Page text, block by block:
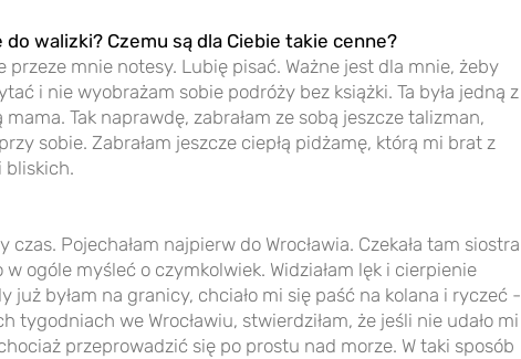
walizki? Czemu są dla Ciebie takie cenne?
mnie notesy. Lubię pisać. Ważne jest dla mnie, żeby
i nie wyobrażam sobie podróży bez książki. Ta była jedną z
Tak naprawdę, zabrałam ze sobą jeszcze talizman,
sobie. Zabrałam jeszcze ciepłą pidżamę, którą mi brat z
bliskich.
czas. Pojechałam najpierw do Wrocławia. Czekała tam siostra
ogóle myśleć o czymkolwiek. Widziałam lęk i cierpienie
już byłam na granicy, chciało mi się paść na kolana i ryczeć -
we Wrocławiu, stwierdziłam, że jeśli nie udało mi
przeprowadzić się po prostu nad morze. W taki sposób